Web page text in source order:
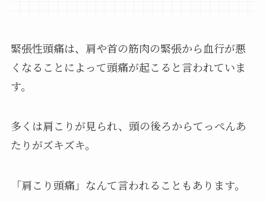
緊張性頭痛は、肩や首の筋肉の緊張から血行が悪
くなることによって頭痛が起こると言われていま
す。
多くは肩こりが見られ、頭の後ろからてっぺんあ
たりがズキズキ。
「肩こり頭痛」なんて言われることもあります。